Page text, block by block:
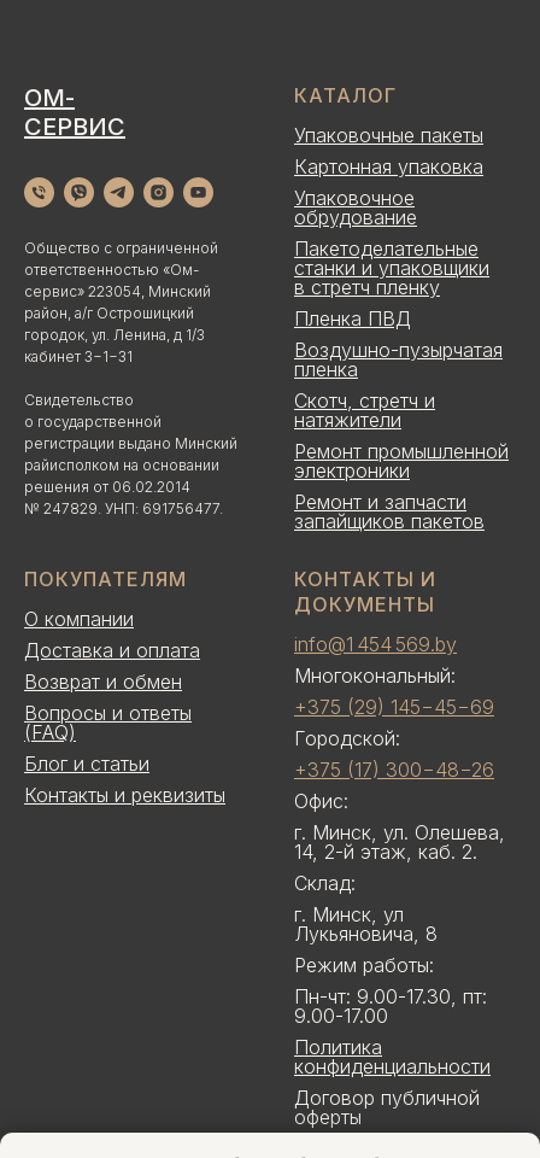
ОМ-
СЕРВИС
Общество с ограниченной
ответственностью «Ом-
сервис» 223054, Минский
район, а/г Острошицкий
городок, ул. Ленина, д 1/3
кабинет 3−1−31
Свидетельство
о государственной
регистрации выдано Минский
райисполком на основании
решения от 06.02.2014
№ 247829. УНП: 691756477.
КАТАЛОГ
Упаковочные пакеты
Картонная упаковка
Упаковочное
обрудование
Пакетоделательные
станки и упаковщики
в стретч пленку
Пленка ПВД
Воздушно-пузырчатая
пленка
Скотч, стретч и
натяжители
Ремонт промышленной
электроники
Ремонт и запчасти
запайщиков пакетов
ПОКУПАТЕЛЯМ
О компании
Доставка и оплата
Возврат и обмен
Вопросы и ответы
(FAQ)
Блог и статьи
Контакты и реквизиты
КОНТАКТЫ И
ДОКУМЕНТЫ
info@1 454 569.by
Многокональный:
+375 (29) 145−45−69
Городской:
+375 (17) 300−48−26
Офис:
г. Минск, ул. Олешева,
14, 2-й этаж, каб. 2.
Склад:
г. Минск, ул
Лукьяновича, 8
Режим работы:
Пн-чт: 9.00-17.30, пт:
9.00-17.00
Политика
конфиденциальности
Договор публичной
оферты